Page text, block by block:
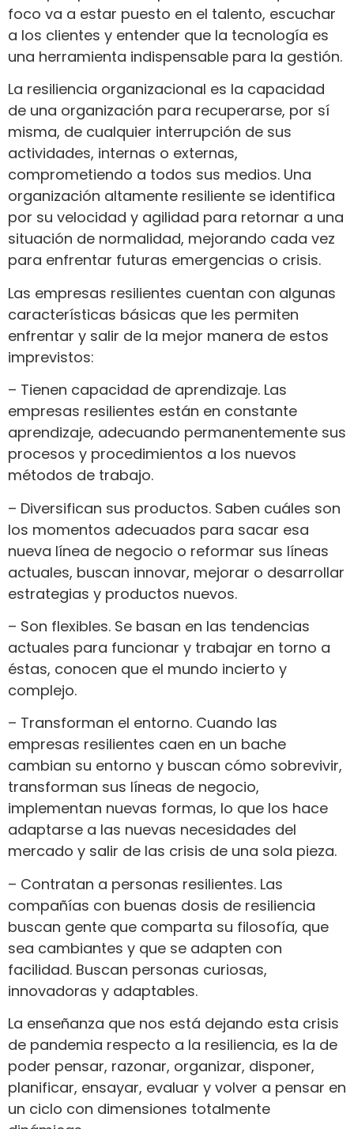
foco va a estar puesto en el talento, escuchar
a los clientes y entender que la tecnología es
una herramienta indispensable para la gestión.
La resiliencia organizacional es la capacidad
de una organización para recuperarse, por sí
misma, de cualquier interrupción de sus
actividades, internas o externas,
comprometiendo a todos sus medios. Una
organización altamente resiliente se identifica
por su velocidad y agilidad para retornar a una
situación de normalidad, mejorando cada vez
para enfrentar futuras emergencias o crisis.
Las empresas resilientes cuentan con algunas
características básicas que les permiten
enfrentar y salir de la mejor manera de estos
imprevistos:
– Tienen capacidad de aprendizaje. Las
empresas resilientes están en constante
aprendizaje, adecuando permanentemente sus
procesos y procedimientos a los nuevos
métodos de trabajo.
– Diversifican sus productos. Saben cuáles son
los momentos adecuados para sacar esa
nueva línea de negocio o reformar sus líneas
actuales, buscan innovar, mejorar o desarrollar
estrategias y productos nuevos.
– Son flexibles. Se basan en las tendencias
actuales para funcionar y trabajar en torno a
éstas, conocen que el mundo incierto y
complejo.
– Transforman el entorno. Cuando las
empresas resilientes caen en un bache
cambian su entorno y buscan cómo sobrevivir,
transforman sus líneas de negocio,
implementan nuevas formas, lo que los hace
adaptarse a las nuevas necesidades del
mercado y salir de las crisis de una sola pieza.
– Contratan a personas resilientes. Las
compañías con buenas dosis de resiliencia
buscan gente que comparta su filosofía, que
sea cambiantes y que se adapten con
facilidad. Buscan personas curiosas,
innovadoras y adaptables.
La enseñanza que nos está dejando esta crisis
de pandemia respecto a la resiliencia, es la de
poder pensar, razonar, organizar, disponer,
planificar, ensayar, evaluar y volver a pensar en
un ciclo con dimensiones totalmente